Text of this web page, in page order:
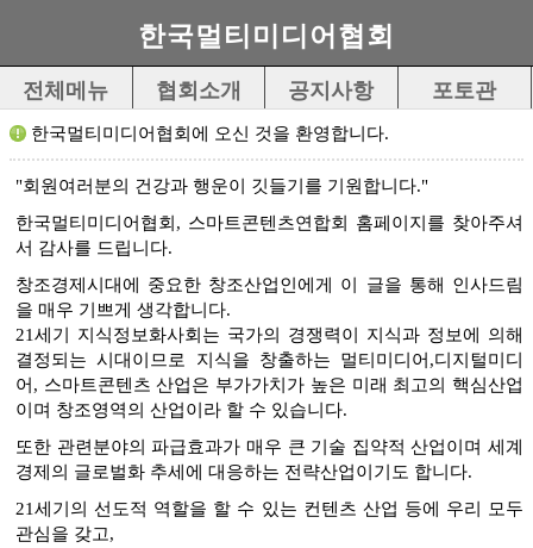
한국멀티미디어협회
전체메뉴 협회소개 공지사항 포토관
한국멀티미디어협회에 오신 것을 환영합니다.
"회원여러분의 건강과 행운이 깃들기를 기원합니다."
한국멀티미디어협회, 스마트콘텐츠연합회 홈페이지를 찾아주셔
서 감사를 드립니다.
창조경제시대에 중요한 창조산업인에게 이 글을 통해 인사드림
을 매우 기쁘게 생각합니다.
21세기 지식정보화사회는 국가의 경쟁력이 지식과 정보에 의해
결정되는 시대이므로 지식을 창출하는 멀티미디어,디지털미디
어, 스마트콘텐츠 산업은 부가가치가 높은 미래 최고의 핵심산업
이며 창조영역의 산업이라 할 수 있습니다.
또한 관련분야의 파급효과가 매우 큰 기술 집약적 산업이며 세계
경제의 글로벌화 추세에 대응하는 전략산업이기도 합니다.
21세기의 선도적 역할을 할 수 있는 컨텐츠 산업 등에 우리 모두
관심을 갖고,